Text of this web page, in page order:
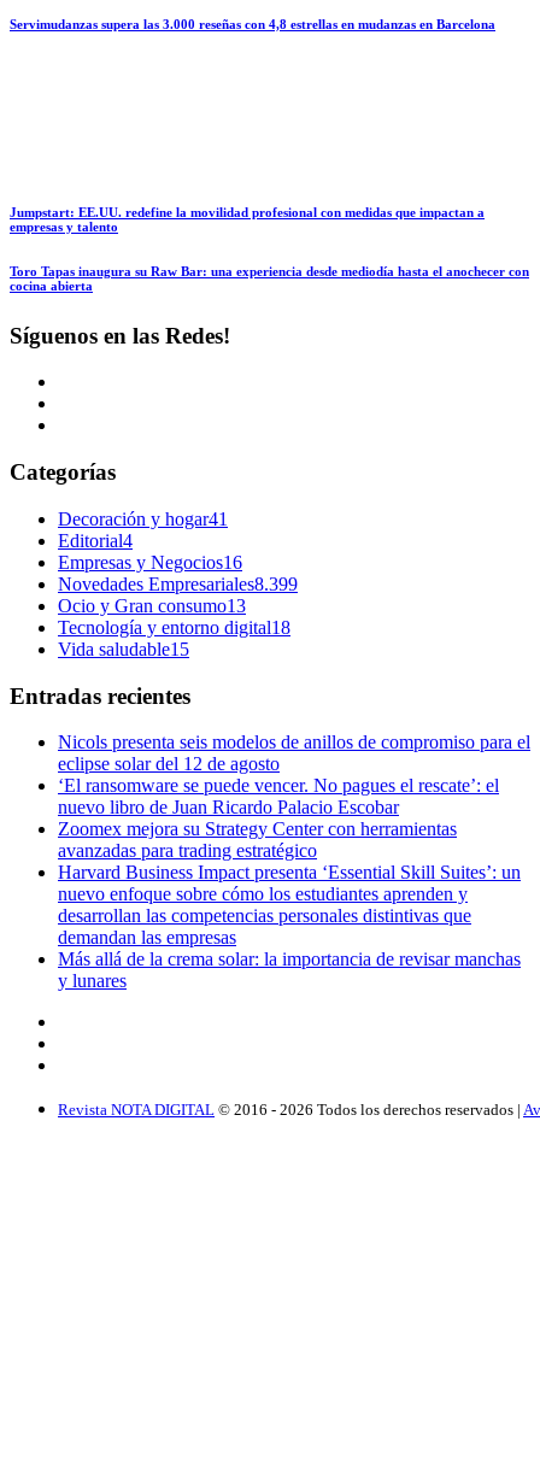
Servimudanzas supera las 3.000 reseñas con 4,8 estrellas en mudanzas en Barcelona
Jumpstart: EE.UU. redefine la movilidad profesional con medidas que impactan a
empresas y talento
Toro Tapas inaugura su Raw Bar: una experiencia desde mediodía hasta el anochecer con
cocina abierta
Síguenos en las Redes!
Categorías
Decoración y hogar41
Editorial4
Empresas y Negocios16
Novedades Empresariales8.399
Ocio y Gran consumo13
Tecnología y entorno digital18
Vida saludable15
Entradas recientes
Nicols presenta seis modelos de anillos de compromiso para el
eclipse solar del 12 de agosto
‘El ransomware se puede vencer. No pagues el rescate’: el
nuevo libro de Juan Ricardo Palacio Escobar
Zoomex mejora su Strategy Center con herramientas
avanzadas para trading estratégico
Harvard Business Impact presenta ‘Essential Skill Suites’: un
nuevo enfoque sobre cómo los estudiantes aprenden y
desarrollan las competencias personales distintivas que
demandan las empresas
Más allá de la crema solar: la importancia de revisar manchas
y lunares
Revista NOTA DIGITAL © 2016 - 2026 Todos los derechos reservados |